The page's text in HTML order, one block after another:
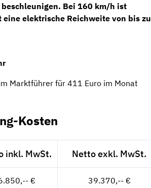
Bei 160 km/h ist
eine elektrische Reichweite von bis zu
Marktführer für 411 Euro im Monat
Kosten
inkl. MwSt. Netto exkl. MwSt.
€ 39.370,-- €